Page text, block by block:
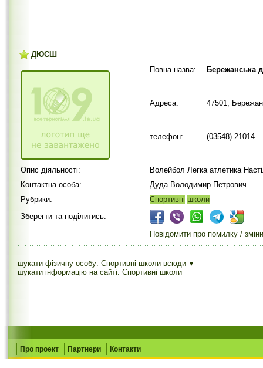
ДЮСШ
Повна назва:
Бережанська
Адреса: 47501,
телефон: (03548) 21014
Опис діяльності:
Волейбол Легка атлетика
Контактна особа:
Дуда Володимир Петрович
Рубрики:
Спортивні школи
Зберегти та поділитись:
Повідомити про помилку / зміни
шукати фізичну особу: Спортивні школи всюди ▼
шукати інформацію на сайті: Спортивні школи
Про проект Партнери Контакти